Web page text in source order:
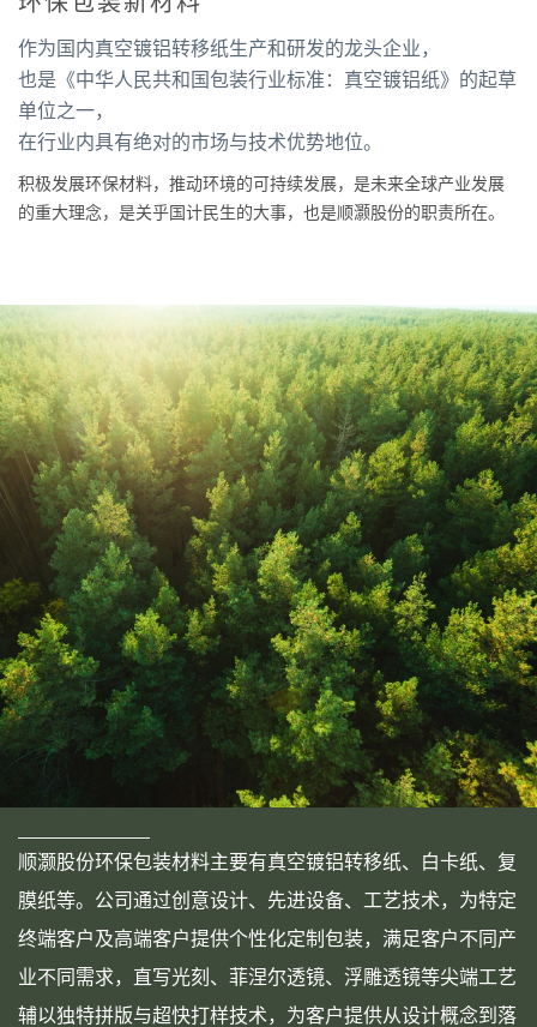
作为国内真空镀铝转移纸生产和研发的龙头企业，
也是《中华人民共和国包装行业标准：真空镀铝纸》的起草
单位之一，
在行业内具有绝对的市场与技术优势地位。
积极发展环保材料，推动环境的可持续发展，是未来全球产业发展
的重大理念，是关乎国计民生的大事，也是顺灏股份的职责所在。
顺灏股份环保包装材料主要有真空镀铝转移纸、白卡纸、复
膜纸等。公司通过创意设计、先进设备、工艺技术，为特定
终端客户及高端客户提供个性化定制包装，满足客户不同产
业不同需求，直写光刻、菲涅尔透镜、浮雕透镜等尖端工艺
辅以独特拼版与超快打样技术，为客户提供从设计概念到落